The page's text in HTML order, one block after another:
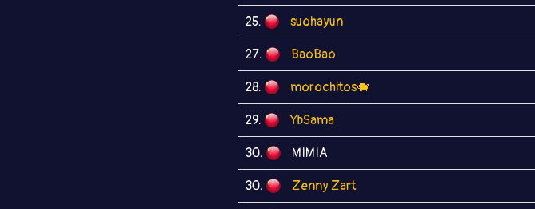
25. suohayun
27. BaoBao
28. morochitos🐗
29. YbSama
30. MIMIA
30. Zenny Zart